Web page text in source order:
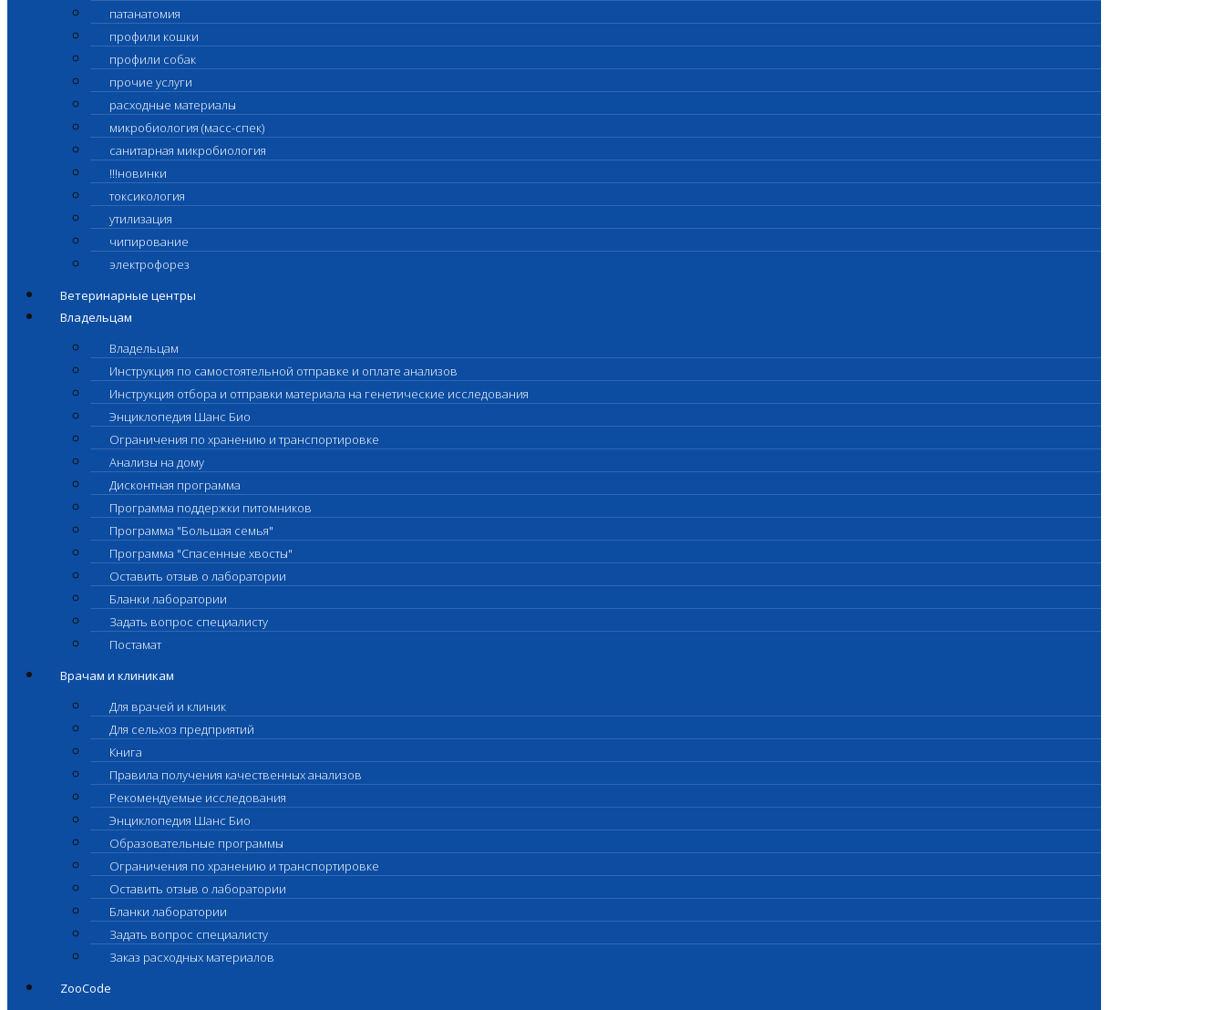
патанатомия
профили кошки
профили собак
прочие услуги
расходные материалы
микробиология (масс-спек)
санитарная микробиология
!!!новинки
токсикология
утилизация
чипирование
электрофорез
Ветеринарные центры
Владельцам
Владельцам
Инструкция по самостоятельной отправке и оплате анализов
Инструкция отбора и отправки материала на генетические исследования
Энциклопедия Шанс Био
Ограничения по хранению и транспортировке
Анализы на дому
Дисконтная программа
Программа поддержки питомников
Программа "Большая семья"
Программа "Спасенные хвосты"
Оставить отзыв о лаборатории
Бланки лаборатории
Задать вопрос специалисту
Постамат
Врачам и клиникам
Для врачей и клиник
Для сельхоз предприятий
Книга
Правила получения качественных анализов
Рекомендуемые исследования
Энциклопедия Шанс Био
Образовательные программы
Ограничения по хранению и транспортировке
Оставить отзыв о лаборатории
Бланки лаборатории
Задать вопрос специалисту
Заказ расходных материалов
ZooCode